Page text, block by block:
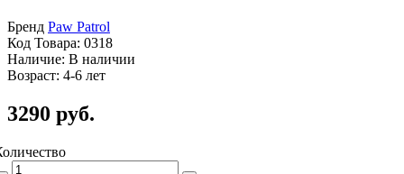
Бренд Paw Patrol
Код Товара: 0318
Наличие: В наличии
Возраст: 4-6 лет
3290 руб.